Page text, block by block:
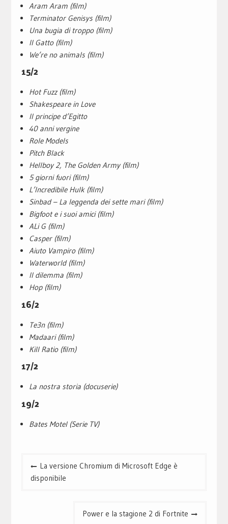
Aram Aram (film)
Terminator Genisys (film)
Una bugia di troppo (film)
Il Gatto (film)
We’re no animals (film)
15/2
Hot Fuzz (film)
Shakespeare in Love
Il principe d’Egitto
40 anni vergine
Role Models
Pitch Black
Hellboy 2, The Golden Army (film)
5 giorni fuori (film)
L’Incredibile Hulk (film)
Sinbad – La leggenda dei sette mari (film)
Bigfoot e i suoi amici (film)
ALi G (film)
Casper (film)
Aiuto Vampiro (film)
Waterworld (film)
Il dilemma (film)
Hop (film)
16/2
Te3n (film)
Madaari (film)
Kill Ratio (film)
17/2
La nostra storia (docuserie)
19/2
Bates Motel (Serie TV)
Navigazione
articoli
La versione Chromium di Microsoft Edge è
disponibile
Power e la stagione 2 di Fortnite